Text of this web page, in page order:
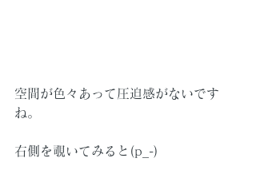
空間が色々あって圧迫感がないです
ね。
右側を覗いてみると(p_-)